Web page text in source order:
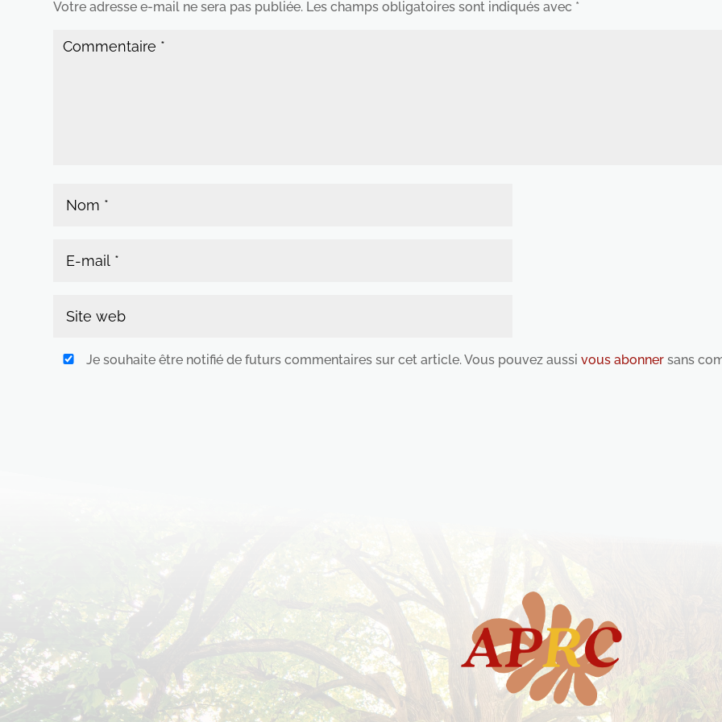
Votre adresse e-mail ne sera pas publiée. Les champs obligatoires sont indiqués avec *
Je souhaite être notifié de futurs commentaires sur cet article. Vous pouvez aussi vous abonnersans